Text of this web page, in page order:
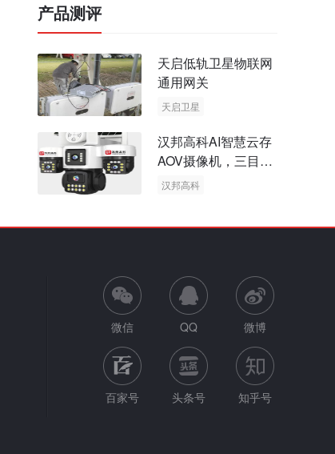
产品测评
天启低轨卫星物联网
通用网关
天启卫星
汉邦高科AI智慧云存
AOV摄像机，三目太
阳能多摄球机
汉邦高科
微信 QQ 微博
百家号 头条号 知乎号